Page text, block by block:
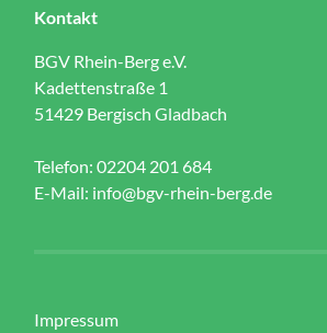
Kontakt
BGV Rhein-Berg e.V.
Kadettenstraße 1
51429 Bergisch Gladbach
Telefon: 02204 201 684
E-Mail: info@bgv-rhein-berg.de
Impressum